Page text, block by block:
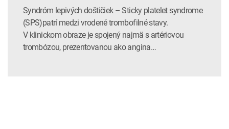
Syndróm lepivých doštičiek – Sticky platelet syndrome
(SPS)patrí medzi vrodené trombofilné stavy.
V klinickom obraze je spojený najmä s artériovou
trombózou, prezentovanou ako angina…